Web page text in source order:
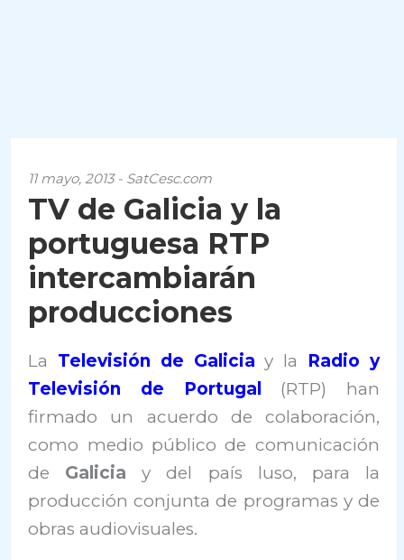
11 mayo, 2013 - SatCesc.com
TV de Galicia y la
portuguesa RTP
intercambiarán
producciones
La Televisión de Galicia y la Radio y
Televisión de Portugal
(RTP) han
firmado un acuerdo de colaboración,
como medio público de comunicación
de Galicia y del país luso, para la
producción conjunta de programas y de
obras audiovisuales.